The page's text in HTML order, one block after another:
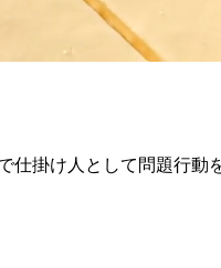
仕掛け人として問題行